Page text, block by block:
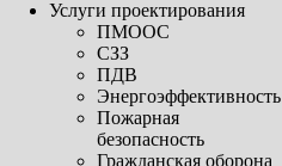
Услуги проектирования
ПМООС
СЗЗ
ПДВ
Энергоэффективность
Пожарная
безопасность
Гражданская оборона